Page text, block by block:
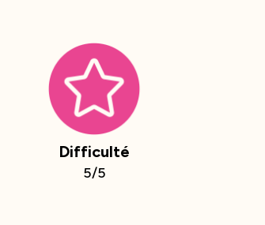
Difficulté
5/5